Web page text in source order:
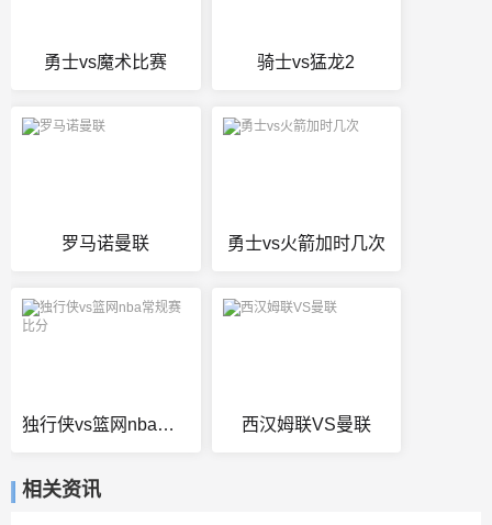
勇士vs魔术比赛 骑士vs猛龙2
罗马诺曼联 勇士vs火箭加时几次
独行侠vs篮网nba常规赛比分 西汉姆联VS曼联
相关资讯